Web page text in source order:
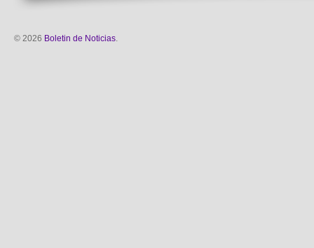
© 2026 Boletin de Noticias.